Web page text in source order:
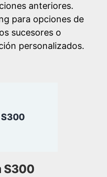
anteriores.
para opciones de
sucesores o
personalizados.
S300